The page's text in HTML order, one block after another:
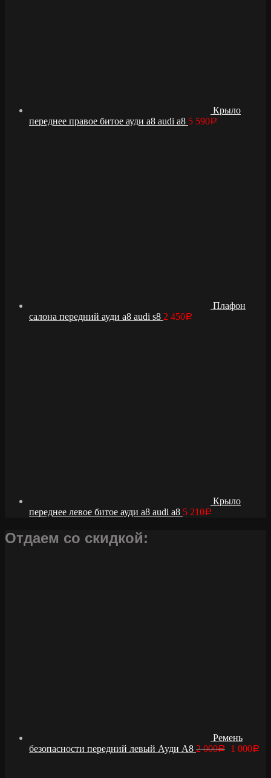
Крыло
переднее правое битое ауди а8 audi a8 5 590Р
Плафон
салона передний ауди а8 audi s8 2 450Р
Крыло
переднее левое битое ауди а8 audi a8 5 210Р
Отдаем со скидкой:
Ремень
безопасности передний левый Ауди А8 2 000Р 1 000Р